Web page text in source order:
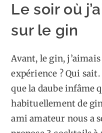
Le soir où
sur le gin
Avant, le gin,
expérience ? Qui
que la daube infâme
habituellement de
ami amateur nous a